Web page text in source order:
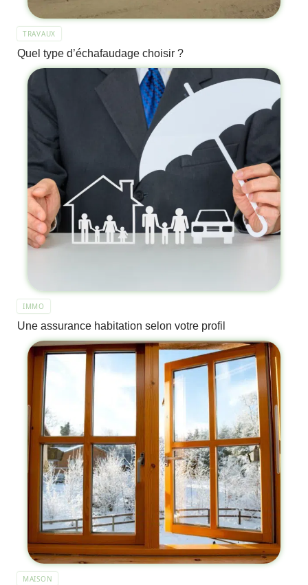
TRAVAUX
Quel type d’échafaudage choisir ?
IMMO
Une assurance habitation selon votre profil
MAISON